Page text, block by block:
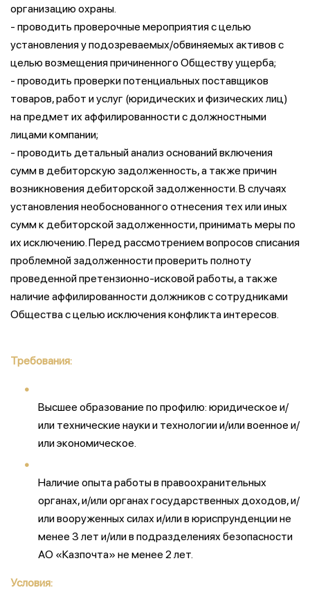
организацию охраны.
- проводить проверочные мероприятия с целью
установления у подозреваемых/обвиняемых активов с
целью возмещения причиненного Обществу ущерба;
- проводить проверки потенциальных поставщиков
товаров, работ и услуг (юридических и физических лиц)
на предмет их аффилированности с должностными
лицами компании;
- проводить детальный анализ оснований включения
сумм в дебиторскую задолженность, а также причин
возникновения дебиторской задолженности. В случаях
установления необоснованного отнесения тех или иных
сумм к дебиторской задолженности, принимать меры по
их исключению. Перед рассмотрением вопросов списания
проблемной задолженности проверить полноту
проведенной претензионно-исковой работы, а также
наличие аффилированности должников с сотрудниками
Общества с целью исключения конфликта интересов.
Требования:
Высшее образование по профилю: юридическое и/
или технические науки и технологии и/или военное и/
или экономическое.
Наличие опыта работы в правоохранительных
органах, и/или органах государственных доходов, и/
или вооруженных силах и/или в юриспрунденции не
менее 3 лет и/или в подразделениях безопасности
АО «Казпочта» не менее 2 лет.
Условия: